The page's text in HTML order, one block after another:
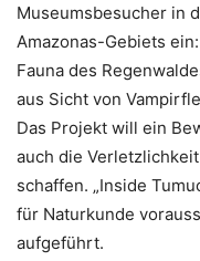
Museumsbesucher in
Amazonas-Gebiets
Fauna des
aus Sicht von
Das Projekt will ein
auch die
schaffen. „Inside
für Naturkunde
aufgeführt.